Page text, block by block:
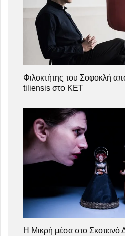
Φιλοκτήτης του Σοφοκλή
tiliensis στο ΚΕΤ
Η Μικρή μέσα στο